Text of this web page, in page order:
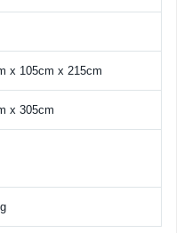
x 105cm x 215cm
x 305cm